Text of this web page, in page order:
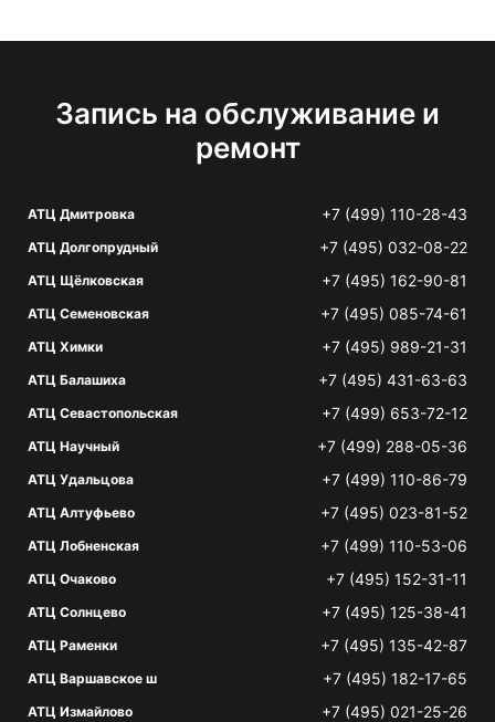
Запись на обслуживание и
ремонт
АТЦ Дмитровка +7 (499) 110-28-43
АТЦ Долгопрудный +7 (495) 032-08-22
АТЦ Щёлковская +7 (495) 162-90-81
АТЦ Семеновская +7 (495) 085-74-61
АТЦ Химки +7 (495) 989-21-31
АТЦ Балашиха +7 (495) 431-63-63
АТЦ Севастопольская +7 (499) 653-72-12
АТЦ Научный +7 (499) 288-05-36
АТЦ Удальцова +7 (499) 110-86-79
АТЦ Алтуфьево +7 (495) 023-81-52
АТЦ Лобненская +7 (499) 110-53-06
АТЦ Очаково +7 (495) 152-31-11
АТЦ Солнцево +7 (495) 125-38-41
АТЦ Раменки +7 (495) 135-42-87
АТЦ Варшавское ш +7 (495) 182-17-65
АТЦ Измайлово +7 (495) 021-25-26